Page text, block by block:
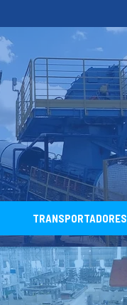
TRANSPORTADORES